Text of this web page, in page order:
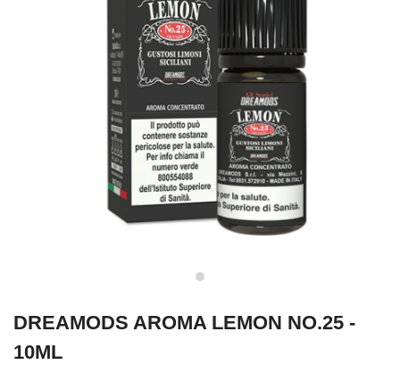
DREAMODS AROMA LEMON NO.25 -
10ML